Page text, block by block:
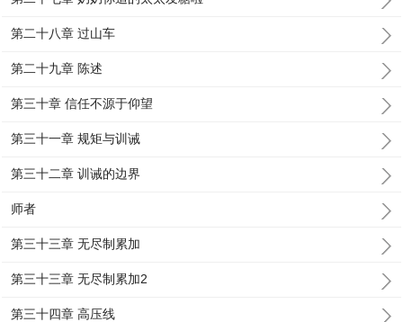
第二十八章 过山车
第二十九章 陈述
第三十章 信任不源于仰望
第三十一章 规矩与训诫
第三十二章 训诫的边界
师者
第三十三章 无尽制累加
第三十三章 无尽制累加2
第三十四章 高压线